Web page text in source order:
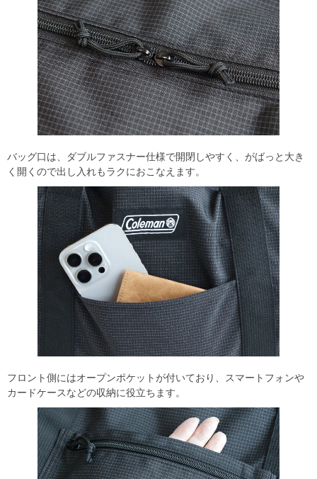
バッグ口は、ダブルファスナー仕様で開閉しやすく、がばっと大き
く開くので出し入れもラクにおこなえます。
フロント側にはオープンポケットが付いており、スマートフォンや
カードケースなどの収納に役立ちます。